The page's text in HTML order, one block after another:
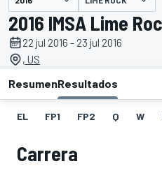
presentado por
2016 IMSA Lime
22 jul 2016 - 23 jul 2016
, US
ResumenResultados
EL FP1 FP2 Q W
Carrera